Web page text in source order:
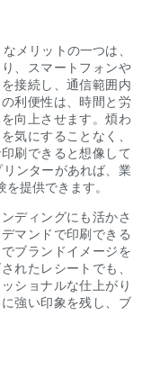
メリットの一つは、
、スマートフォンや
接続し、通信範囲内
利便性は、時間と労
向上させます。煩わ
気にすることなく、
刷できると想像して
ンターがあれば、業
提供できます。
ディングにも活かさ
マンドで印刷できる
ブランドイメージを
れたレシートでも、
ショナルな仕上がり
強い印象を残し、ブ